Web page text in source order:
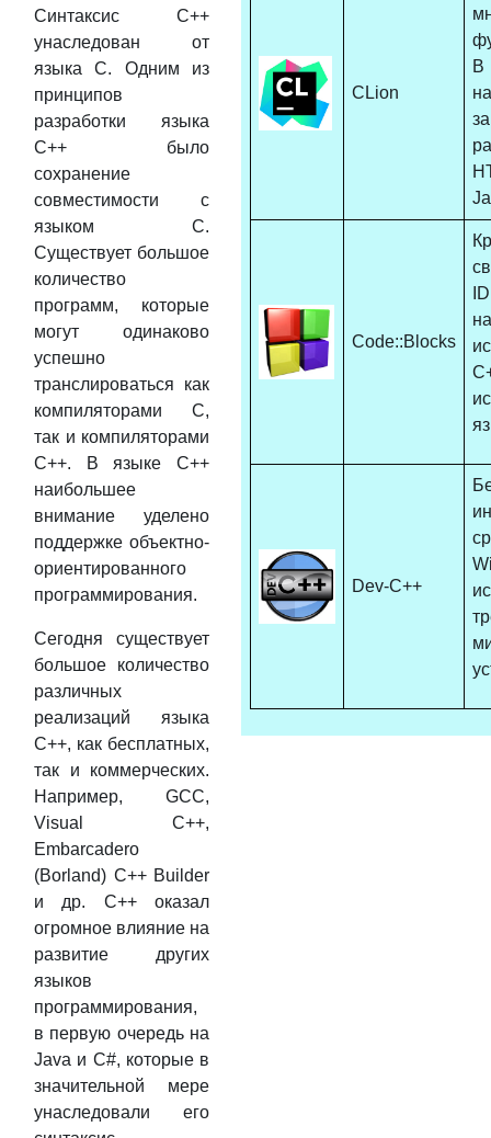
Синтаксис C++
унаследован от
языка C. Одним из
принципов
разработки языка
С++ было
сохранение
совместимости с
языком C.
Существует большое
количество
программ, которые
могут одинаково
успешно
транслироваться как
компиляторами C,
так и компиляторами
C++. В языке С++
наибольшее
внимание уделено
поддержке объектно-
ориентированного
программирования.
Сегодня существует
большое количество
различных
реализаций языка
C++, как бесплатных,
так и коммерческих.
Например, GCC,
Visual C++,
Embarcadero
(Borland) C++ Builder
и др. C++ оказал
огромное влияние на
развитие других
языков
программирования,
в первую очередь на
Java и C#, которые в
значительной мере
унаследовали его
CLion
В
Code::Blocks
Dev-C++